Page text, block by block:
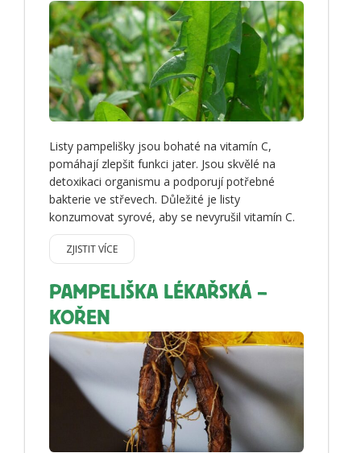
Listy pampelišky jsou bohaté na vitamín C,
pomáhají zlepšit funkci jater. Jsou skvělé na
detoxikaci organismu a podporují potřebné
bakterie ve střevech. Důležité je listy
konzumovat syrové, aby se nevyrušil vitamín C.
ZJISTIT VÍCE
PAMPELIŠKA LÉKAŘSKÁ –
KOŘEN